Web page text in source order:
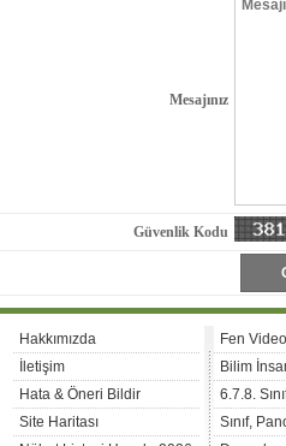
Mesajınız
Güvenlik Kodu
Hakkımızda
İletişim
Hata & Öneri Bildir
Site Haritası
Fen
Bilim
6.7.8.
Sınıf,